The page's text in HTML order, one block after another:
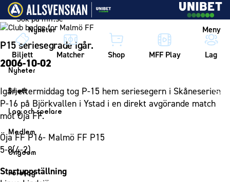
Vidare till innehållet
Nyheter Meny
Biljett Matcher Shop MFF Play Lag
Nyheter
Nyheter
Kalender
Biljett
Biljett
Årskort herr
Årskort dam
Mitt MFF
Biljetter till bortamatcher
Lag och spelare
Lag
Herrlaget
Spelare
Ledarstab
Medlem
Medlemskap i Malmö FF
Ungdom
MFF Ungdom
Företag
P15 seriesegrade igår.
2006-10-02
Igår eftermiddag tog P-15 hem seriesegern i Skåneserien
P-16 på Björkvallen i Ystad i en direkt avgörande match
mot Öja FF.
Öja FF P16- Malmö FF P15
5-8(4-2)
Startuppställning